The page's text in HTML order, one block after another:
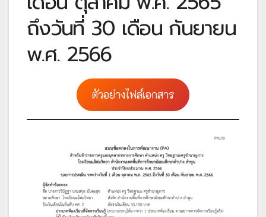
ถึงวันที่ 30 เดือน กันยายน
พ.ศ. 2566
ตัวอย่างไฟล์เอกสาร